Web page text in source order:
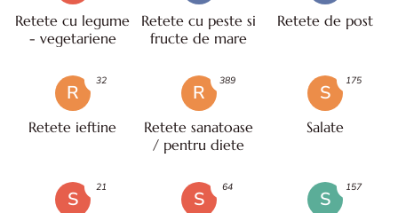
Retete cu legume
- vegetariene
Retete cu peste si
fructe de mare
Retete de post
R
Retete ieftine
32
R
Retete sanatoase
/ pentru diete
389
S
Salate
175
S
21
S
64
S
157